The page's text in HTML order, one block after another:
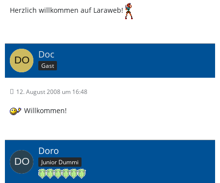
Herzlich willkommen auf Laraweb!
Doc
Gast
12. August 2008 um 16:48
Willkommen!
Doro
Junior Dummi